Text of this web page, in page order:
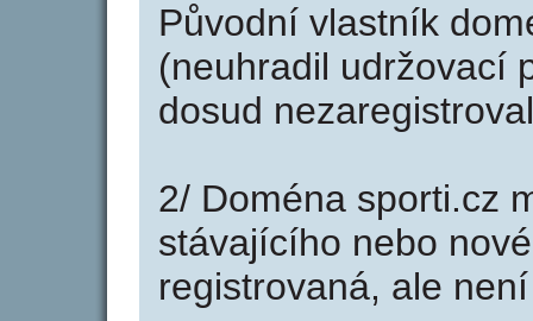
Původní vlastník
(neuhradil udržovací
dosud
2/ Doména sporti.cz
stávajícího nebo
registrovaná, ale